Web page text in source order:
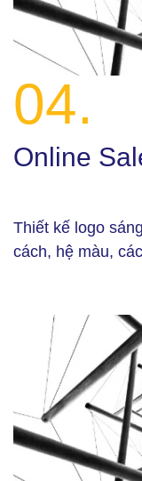
04.
Online
Thiết kế logo
cách, hệ màu,